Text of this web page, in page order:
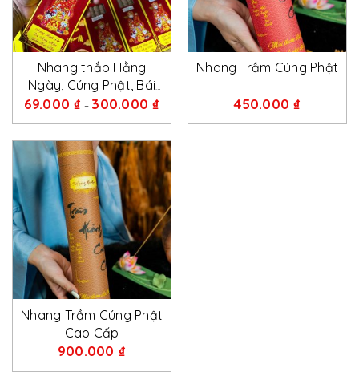
Nhang thắp Hằng
Ngày, Cúng Phật, Bái
Gia Tiên
69.000₫ – 300.000₫
Nhang Trầm Cúng Phật
450.000₫
Nhang Trầm Cúng Phật
Cao Cấp
900.000 ₫